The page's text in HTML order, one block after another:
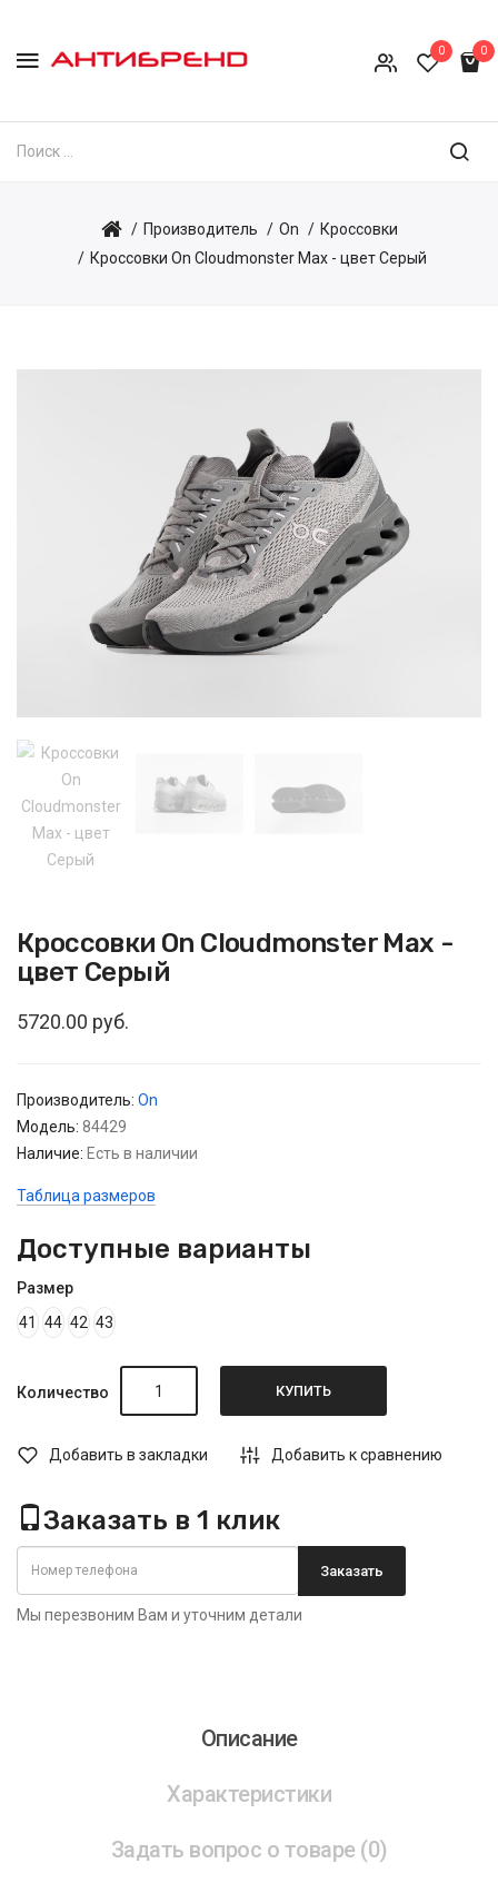
0 0
Производитель On
Кроссовки
Кроссовки On Cloudmonster Max - цвет Серый
Кроссовки On Cloudmonster Max -
цвет Серый
5720.00 руб.
Производитель: On
Модель: 84429
Наличие: Есть в наличии
Таблица размеров
Доступные варианты
Размер
41
44 42 43
Количество КУПИТЬ
Добавить в закладки Добавить к сравнению
Заказать в 1 клик
Заказать
Мы перезвоним Вам и уточним детали
Описание
Характеристики
Задать вопрос о товаре (0)